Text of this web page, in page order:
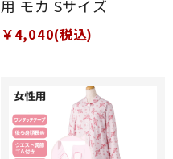
用 モカ Sサイズ
￥4,040(税込)